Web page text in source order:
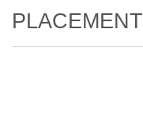
PLACEMENT